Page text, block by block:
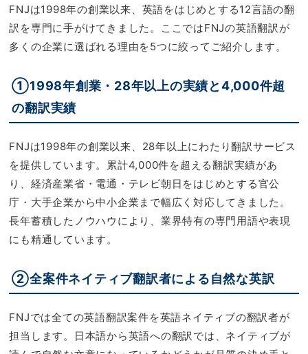
FNJは1998年の創業以来、英語をはじめとする12言語の翻
訳を専門に手がけてきました。ここではFNJの英語翻訳が
多くの企業に選ばれる理由を5つに絞ってご紹介します。
①1998年創業・28年以上の実績と4,000件超
の翻訳実績
FNJは1998年の創業以来、28年以上にわたり翻訳サービス
を提供しています。累計4,000件を超える翻訳実績があ
り、経済産業省・電通・テレビ朝日をはじめとする官公
庁・大手企業から中小企業まで幅広く対応してきました。
長年蓄積したノウハウにより、業界特有の専門用語や表現
にも精通しています。
②全案件ネイティブ翻訳者による自然な英訳
FNJでは全ての英語翻訳案件を英語ネイティブの翻訳者が
担当します。日本語から英語への翻訳では、ネイティブが